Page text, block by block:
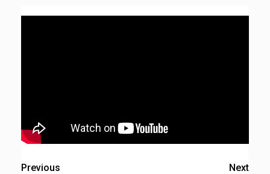
Previous
Next